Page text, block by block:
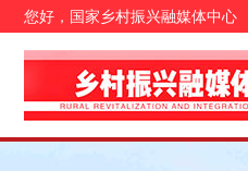
您好，国家乡村振兴融媒体中心